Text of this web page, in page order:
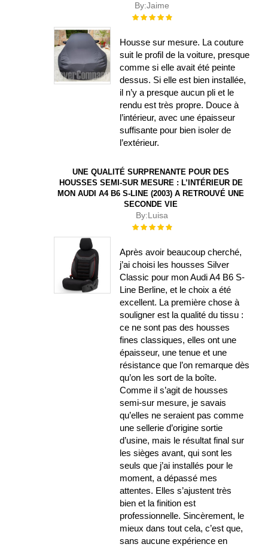
By:Jaime
Évaluation :
Housse sur mesure. La couture
suit le profil de la voiture, presque
comme si elle avait été peinte
dessus. Si elle est bien installée,
il n’y a presque aucun pli et le
rendu est très propre. Douce à
l’intérieur, avec une épaisseur
suffisante pour bien isoler de
l’extérieur.
UNE QUALITÉ SURPRENANTE POUR DES
HOUSSES SEMI-SUR MESURE : L’INTÉRIEUR DE
MON AUDI A4 B6 S-LINE (2003) A RETROUVÉ UNE
SECONDE VIE
By:Luisa
Évaluation :
Après avoir beaucoup cherché,
j’ai choisi les housses Silver
Classic pour mon Audi A4 B6 S-
Line Berline, et le choix a été
excellent. La première chose à
souligner est la qualité du tissu :
ce ne sont pas des housses
fines classiques, elles ont une
épaisseur, une tenue et une
résistance que l’on remarque dès
qu’on les sort de la boîte.
Comme il s’agit de housses
semi-sur mesure, je savais
qu’elles ne seraient pas comme
une sellerie d’origine sortie
d’usine, mais le résultat final sur
les sièges avant, qui sont les
seuls que j’ai installés pour le
moment, a dépassé mes
attentes. Elles s’ajustent très
bien et la finition est
professionnelle. Sincèrement, le
mieux dans tout cela, c’est que,
sans aucune expérience en